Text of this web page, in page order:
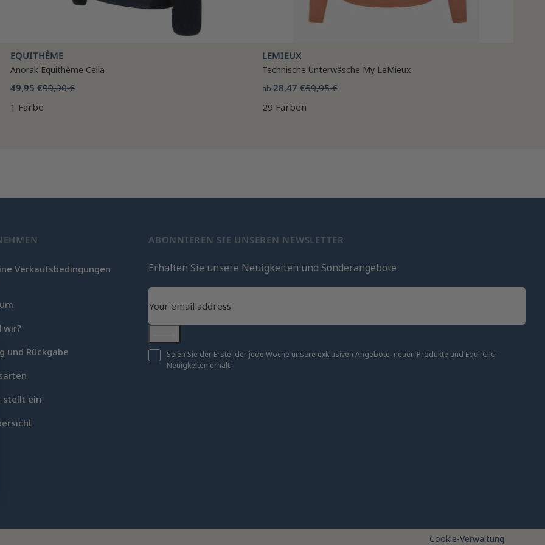
an
individuell zu gestalten und zu verwalten, um die Einhaltung der Vorschriften zu gewährleisten. Passen Sie Ihre
EQUITHÈME
Anorak Equithème Celia
49,95 €99,90 €
1 Farbe
LEMIEUX
Technische Unterwäsche My LeMieux
ab 28,47 €59,95 €
29 Farben
Verkaufsbedingungen
wir?
und Rückgabe
stellt ein
ABONNIEREN SIE UNSEREN NEWSLETTER
Erhalten Sie unsere Neuigkeiten und Sonderangebote
Abonnieren
Seien Sie der Erste, der jede Woche unsere exklusiven Angebote, neuen Produkte und Equi-Clic-
Neuigkeiten erhält!
Cookie-Verwaltung